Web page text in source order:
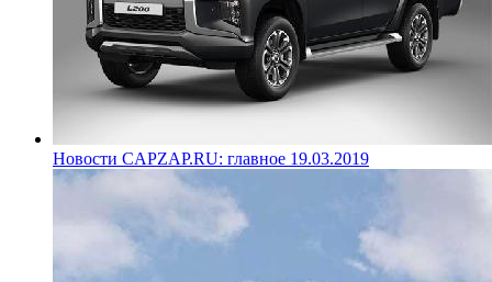
Новости CAPZAP.RU: главное 19.03.2019